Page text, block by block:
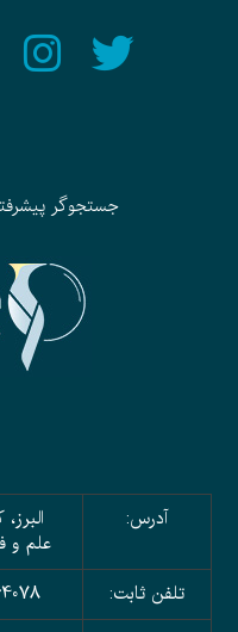
جستجوگر
آدرس:
علم و
تلفن ثابت: